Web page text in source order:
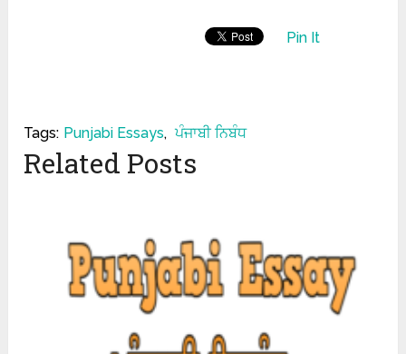
Pin It
Tags: Punjabi Essays, ਪੰਜਾਬੀ ਨਿਬੰਧ
Related Posts